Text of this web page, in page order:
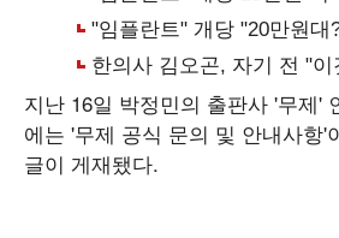
지난 16일 박정민의 출판사 '무제'
에는 '무제 공식 문의 및 안내사항'
글이 게재됐다.